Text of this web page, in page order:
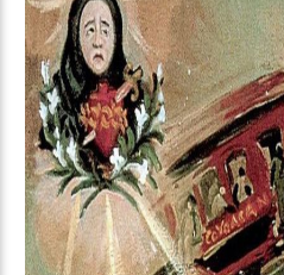
Sketchbook5,
Sketchbook5,